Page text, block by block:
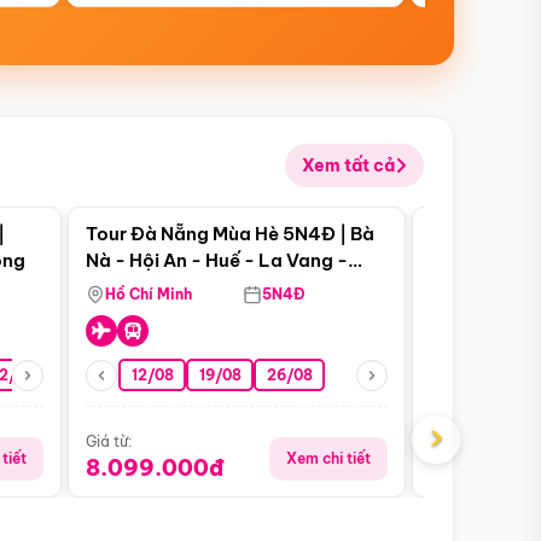
Xem tất cả
08 26/08 05/09 09/09 12/09
tiết
Điểm nổi bật
Tour Đà Nẵng Mùa Hè 5N4Đ | Bà
Nà - Hội An - Huế - La Vang -
Động Thiên Đường
Hồ Chí Minh 5N4Đ
12/08 19/08 26/08
Giá từ:
8.099.000đ Xem chi tiết
Giá từ:
›